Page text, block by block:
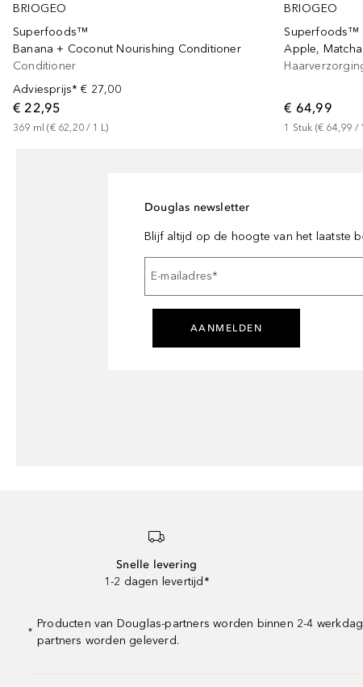
BRIOGEO
Superfoods™
Banana + Coconut Nourishing Conditioner
Conditioner
Adviesprijs* € 27,00
€ 22,95
369 ml (€ 62,20 / 1 L)
BRIOGEO
Superfoods™
€ 64,99
1 Stuk (€ 64,99 / 1
Douglas newsletter
Blijf altijd op de hoogte van het laatste
E-mailadres*
AANMELDEN
Snelle levering
1-2 dagen levertijd*
*
Producten van Douglas-partners worden binnen 2-4
partners worden geleverd.